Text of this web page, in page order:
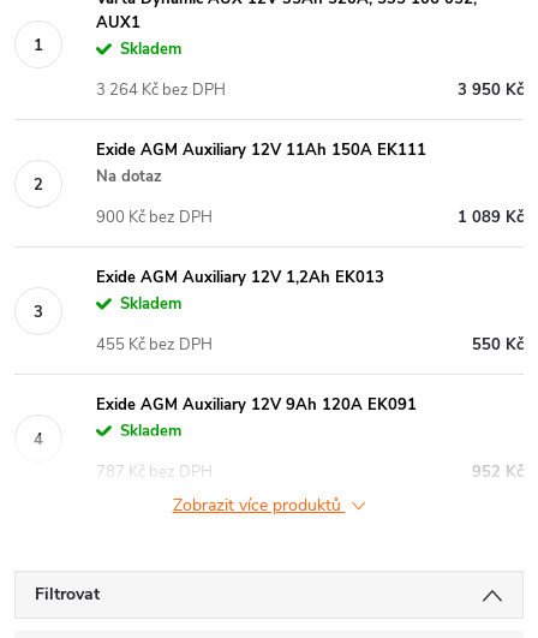
AUX1
Skladem
3 950 Kč
3 264 Kč bez DPH
Exide AGM Auxiliary 12V 11Ah 150A EK111
Na dotaz
1 089 Kč
900 Kč bez DPH
Exide AGM Auxiliary 12V 1,2Ah EK013
Skladem
550 Kč
455 Kč bez DPH
Exide AGM Auxiliary 12V 9Ah 120A EK091
Skladem
952 Kč
787 Kč bez DPH
Zobrazit více produktů
Filtrovat